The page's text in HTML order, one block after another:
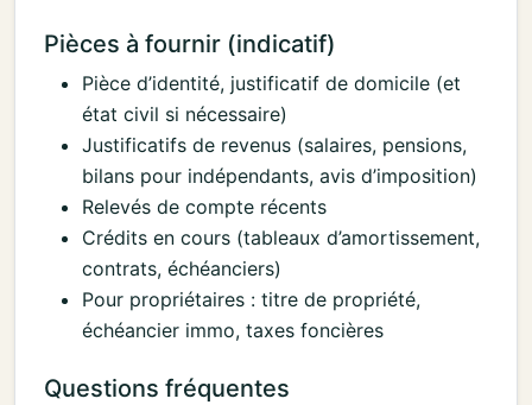
Pièces à fournir (indicatif)
Pièce d’identité, justificatif de domicile (et
état civil si nécessaire)
Justificatifs de revenus (salaires, pensions,
bilans pour indépendants, avis d’imposition)
Relevés de compte récents
Crédits en cours (tableaux d’amortissement,
contrats, échéanciers)
Pour propriétaires : titre de propriété,
échéancier immo, taxes foncières
Questions fréquentes